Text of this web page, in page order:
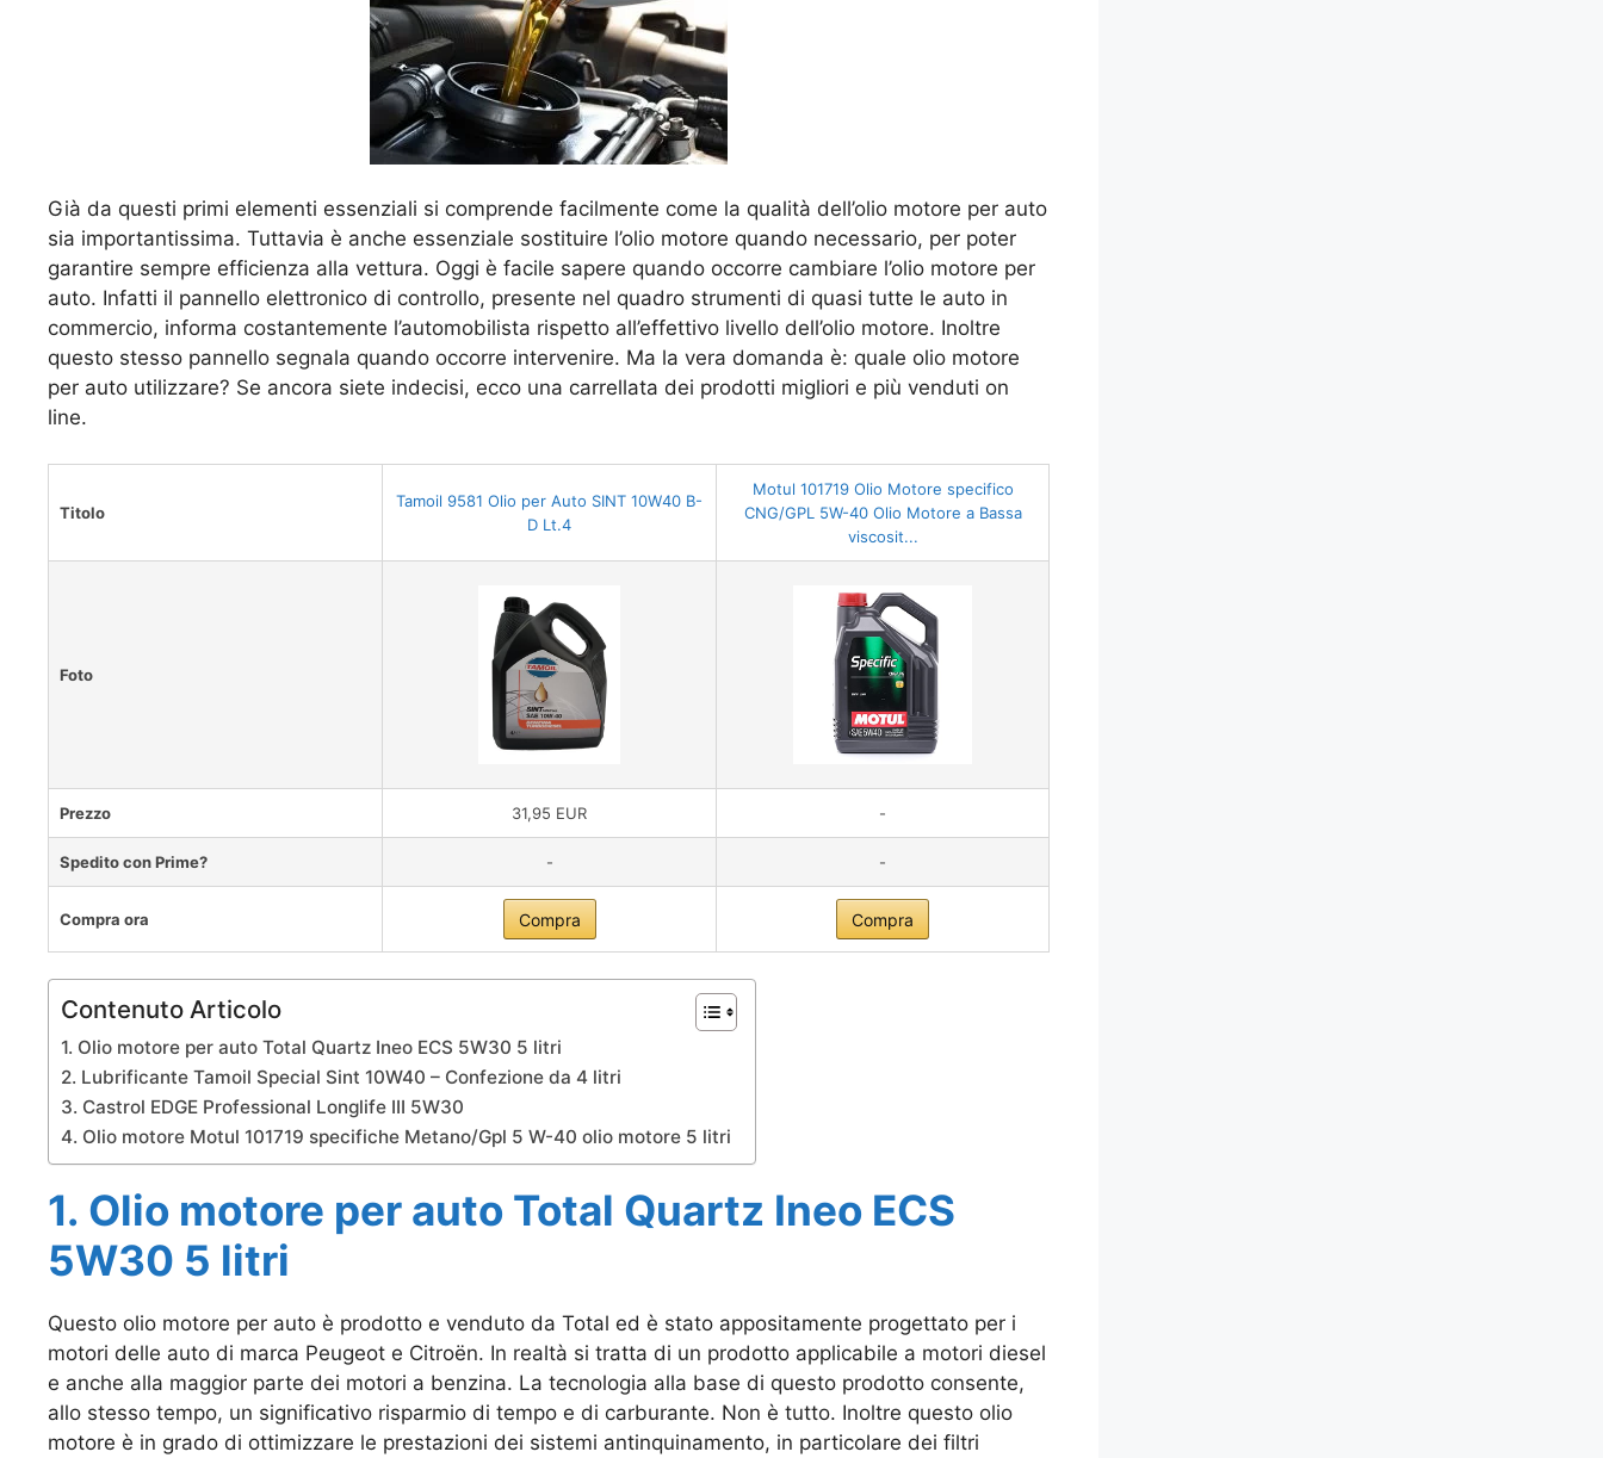
Già da questi primi elementi essenziali si comprende facilmente come la qualità dell’olio motore per auto
sia importantissima. Tuttavia è anche essenziale sostituire l’olio motore quando necessario, per poter
garantire sempre efficienza alla vettura. Oggi è facile sapere quando occorre cambiare l’olio motore per
auto. Infatti il pannello elettronico di controllo, presente nel quadro strumenti di quasi tutte le auto in
commercio, informa costantemente l’automobilista rispetto all’effettivo livello dell’olio motore. Inoltre
questo stesso pannello segnala quando occorre intervenire. Ma la vera domanda è: quale olio motore
per auto utilizzare? Se ancora siete indecisi, ecco una carrellata dei prodotti migliori e più venduti on
line.
Titolo
Tamoil 9581 Olio per Auto SINT 10W40 B-
D Lt.4
Motul 101719 Olio Motore specifico
CNG/GPL 5W-40 Olio Motore a Bassa
viscosit...
Foto
Prezzo 31,95 EUR -
Spedito con Prime? - -
Compra ora Compra Compra
Contenuto Articolo
1. Olio motore per auto Total Quartz Ineo ECS 5W30 5 litri
2. Lubrificante Tamoil Special Sint 10W40 – Confezione da 4 litri
3. Castrol EDGE Professional Longlife III 5W30
4. Olio motore Motul 101719 specifiche Metano/Gpl 5 W-40 olio motore 5 litri
1. Olio motore per auto Total Quartz Ineo ECS
5W30 5 litri
Questo olio motore per auto è prodotto e venduto da Total ed è stato appositamente progettato per i
motori delle auto di marca Peugeot e Citroën. In realtà si tratta di un prodotto applicabile a motori diesel
e anche alla maggior parte dei motori a benzina. La tecnologia alla base di questo prodotto consente,
allo stesso tempo, un significativo risparmio di tempo e di carburante. Non è tutto. Inoltre questo olio
motore è in grado di ottimizzare le prestazioni dei sistemi antinquinamento, in particolare dei filtri